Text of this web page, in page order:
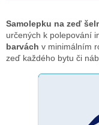
Samolepku na zeď
určených k polepování
barvách v minimálním
zeď každého bytu či